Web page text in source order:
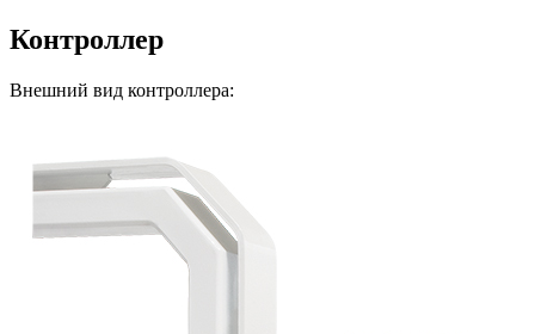
Контроллер
Внешний вид контроллера: